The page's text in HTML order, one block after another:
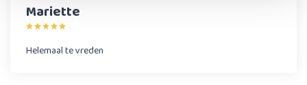
Mariette
Helemaal te vreden